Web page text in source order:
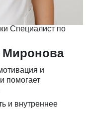
Специалист по
Миронова
и
помогает
и внутреннее